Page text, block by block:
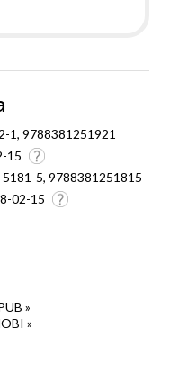
1, 9788381251921
15
5, 9788381251815
02-15
»
»